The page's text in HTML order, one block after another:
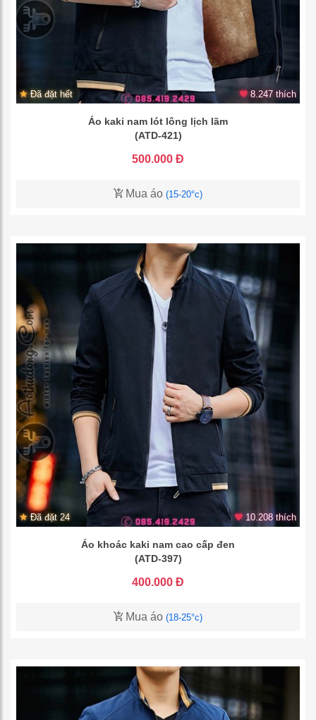
Đã đặt hết 8.247 thích
Áo kaki nam lót lông lịch lãm
(ATD-421)
500.000 Đ
Mua áo (15-20°c)
Đã đặt 24 10.208 thích
Áo khoác kaki nam cao cấp đen
(ATD-397)
400.000 Đ
Mua áo (18-25°c)